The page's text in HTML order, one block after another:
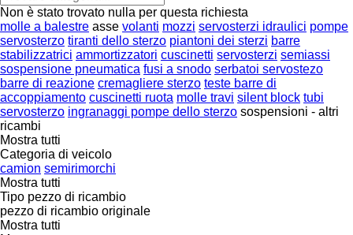
Non è stato trovato nulla per questa richiesta
molle a balestre asse volanti mozzi servosterzi idraulici pompe
servosterzo tiranti dello sterzo piantoni dei sterzi barre
stabilizzatrici ammortizzatori cuscinetti servosterzi semiassi
sospensione pneumatica fusi a snodo serbatoi servostezo
barre di reazione cremagliere sterzo teste barre di
accoppiamento cuscinetti ruota molle travi silent block tubi
servosterzo ingranaggi pompe dello sterzo sospensioni - altri
ricambi
Mostra tutti
Categoria di veicolo
camion semirimorchi
Mostra tutti
Tipo pezzo di ricambio
pezzo di ricambio originale
Mostra tutti